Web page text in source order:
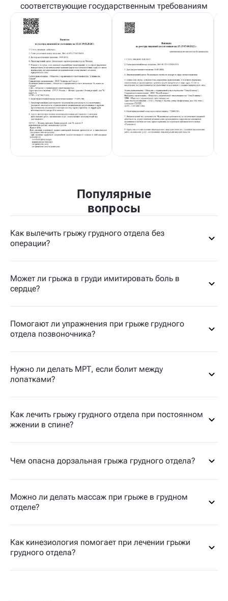
соответствующие государственным требованиям
Популярные
вопросы
Как вылечить грыжу грудного отдела без
операции?
Может ли грыжа в груди имитировать боль в
сердце?
Помогают ли упражнения при грыже грудного
отдела позвоночника?
Нужно ли делать МРТ, если болит между
лопатками?
Как лечить грыжу грудного отдела при постоянном
жжении в спине?
Чем опасна дорзальная грыжа грудного отдела?
Можно ли делать массаж при грыже в грудном
отделе?
Как кинезиология помогает при лечении грыжи
грудного отдела?